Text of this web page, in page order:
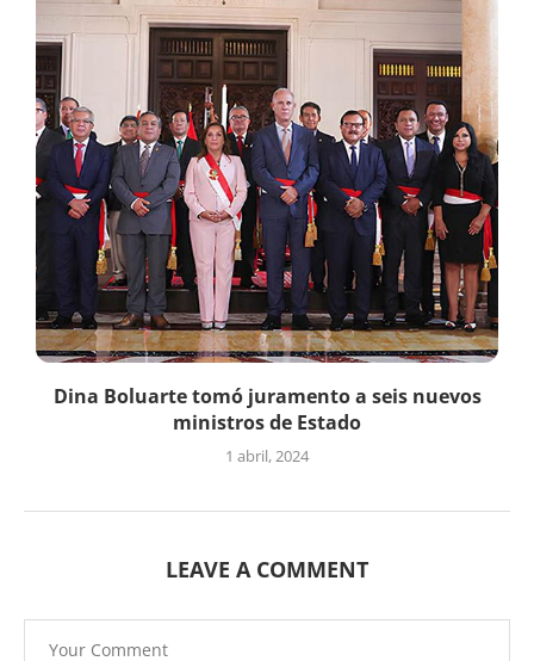
Dina Boluarte tomó juramento a seis nuevos
ministros de Estado
1 abril, 2024
LEAVE A COMMENT